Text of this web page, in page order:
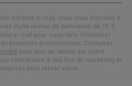
adresse e-mail, vous vous inscrivez à
d’une remise de bienvenue de 15 %.
e-mail pour vous tenir informé(e)
promotionnels. Consultez
pour plus de détails sur notre
concernant à des fins de marketing et
pour retirer votre